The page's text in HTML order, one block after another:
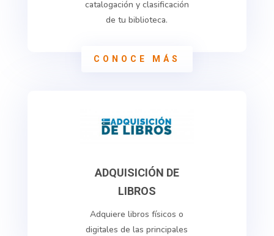
catalogación y clasificación
de tu biblioteca.
CONOCE MÁS
ADQUISICIÓN DE
LIBROS
Adquiere libros físicos o
digitales de las principales